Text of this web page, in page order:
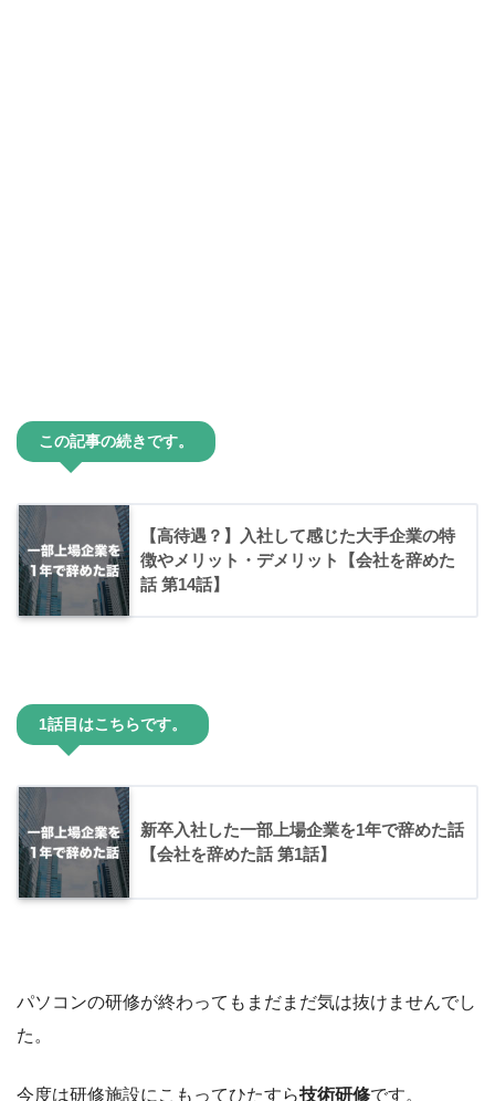
この記事の続きです。
【高待遇？】入社して感じた大手企業の特
徴やメリット・デメリット【会社を辞めた
話 第14話】
1話目はこちらです。
新卒入社した一部上場企業を1年で辞めた話
【会社を辞めた話 第1話】
パソコンの研修が終わってもまだまだ気は抜けませんでし
た。
今度は研修施設にこもってひたすら技術研修です。